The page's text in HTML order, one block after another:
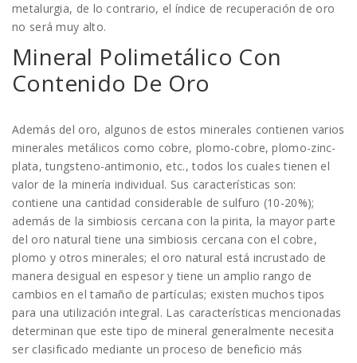
metalurgia, de lo contrario, el índice de recuperación de oro
no será muy alto.
Mineral Polimetálico Con
Contenido De Oro
Además del oro, algunos de estos minerales contienen varios
minerales metálicos como cobre, plomo-cobre, plomo-zinc-
plata, tungsteno-antimonio, etc., todos los cuales tienen el
valor de la minería individual. Sus características son:
contiene una cantidad considerable de sulfuro (10-20%);
además de la simbiosis cercana con la pirita, la mayor parte
del oro natural tiene una simbiosis cercana con el cobre,
plomo y otros minerales; el oro natural está incrustado de
manera desigual en espesor y tiene un amplio rango de
cambios en el tamaño de partículas; existen muchos tipos
para una utilización integral. Las características mencionadas
determinan que este tipo de mineral generalmente necesita
ser clasificado mediante un proceso de beneficio más